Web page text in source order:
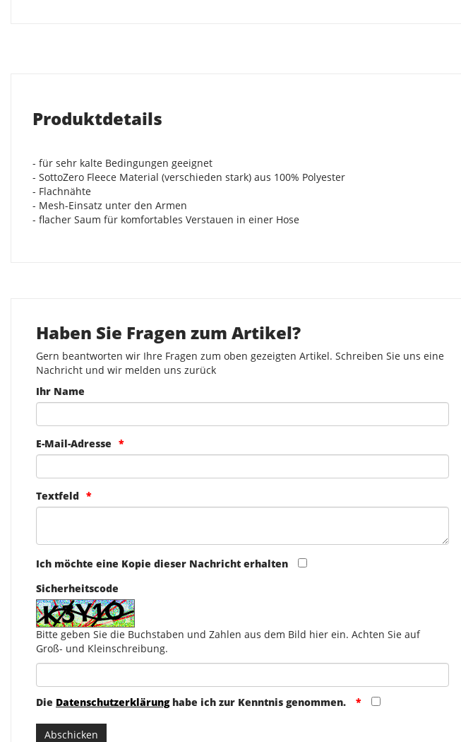
Produktdetails
- für sehr kalte Bedingungen geeignet
- SottoZero Fleece Material (verschieden stark) aus 100% Polyester
- Flachnähte
- Mesh-Einsatz unter den Armen
- flacher Saum für komfortables Verstauen in einer Hose
Haben Sie Fragen zum Artikel?
Gern beantworten wir Ihre Fragen zum oben gezeigten Artikel. Schreiben Sie uns eine
Nachricht und wir melden uns zurück
Ihr Name
E-Mail-Adresse
Textfeld
Ich möchte eine Kopie dieser Nachricht erhalten
Sicherheitscode
Bitte geben Sie die Buchstaben und Zahlen aus dem Bild hier ein. Achten Sie auf
Groß- und Kleinschreibung.
Die Datenschutzerklärunghabe ich zur Kenntnis genommen.
Abschicken